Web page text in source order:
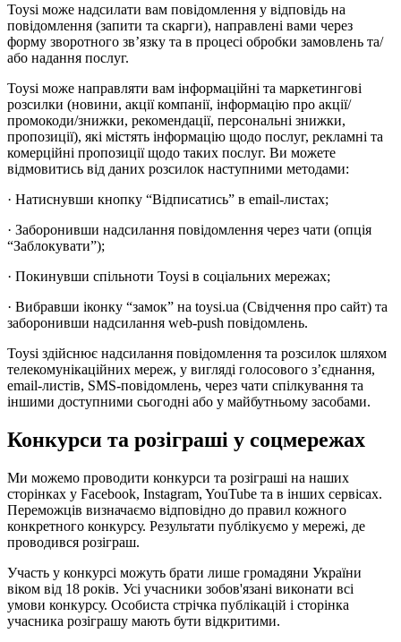
Toysi може надсилати вам повідомлення у відповідь на
повідомлення (запити та скарги), направлені вами через
форму зворотного зв’язку та в процесі обробки замовлень та/
або надання послуг.
Toysi може направляти вам інформаційні та маркетингові
розсилки (новини, акції компанії, інформацію про акції/
промокоди/знижки, рекомендації, персональні знижки,
пропозиції), які містять інформацію щодо послуг, рекламні та
комерційні пропозиції щодо таких послуг. Ви можете
відмовитись від даних розсилок наступними методами:
· Натиснувши кнопку “Відписатись” в email-листах;
· Заборонивши надсилання повідомлення через чати (опція
“Заблокувати”);
· Покинувши спільноти Toysi в соціальних мережах;
· Вибравши іконку “замок” на toysi.ua (Свідчення про сайт) та
заборонивши надсилання web-push повідомлень.
Toysi здійснює надсилання повідомлення та розсилок шляхом
телекомунікаційних мереж, у вигляді голосового з’єднання,
email-листів, SMS-повідомлень, через чати спілкування та
іншими доступними сьогодні або у майбутньому засобами.
Конкурси та розіграші у соцмережах
Ми можемо проводити конкурси та розіграші на наших
сторінках у Facebook, Instagram, YouTube та в інших сервісах.
Переможців визначаємо відповідно до правил кожного
конкретного конкурсу. Результати публікуємо у мережі, де
проводився розіграш.
Участь у конкурсі можуть брати лише громадяни України
віком від 18 років. Усі учасники зобов'язані виконати всі
умови конкурсу. Особиста стрічка публікацій і сторінка
учасника розіграшу мають бути відкритими.